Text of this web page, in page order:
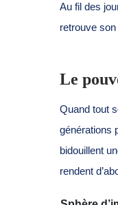
Au fil des
retrouve
Le
Quand tout
générations
bidouillent
rendent